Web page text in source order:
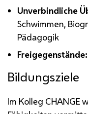
Unverbindliche
Schwimmen,
Pädagogik
Freigegenstände:
Bildungsziele
Im Kolleg CHANGE